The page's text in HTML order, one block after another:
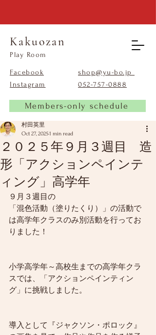
Kakuozan
​Play Room
Facebook
Instagram
shop@yu-bo.jp
​052-757-0888
Members-only schedule
２０２５年９月３週目 造
形「アクションペインテ
ィング」高学年
村田英里
Oct 27, 20251 min read
９月３週目の
「混色活動（塗りたくり）」の活動で
は高学年クラスのみ別活動を行ってお
りました！
小学高学年～高校生までの高学年クラ
スでは、「アクションペインティン
グ」に挑戦しました。
導入として『ジャクソン・ポロック』